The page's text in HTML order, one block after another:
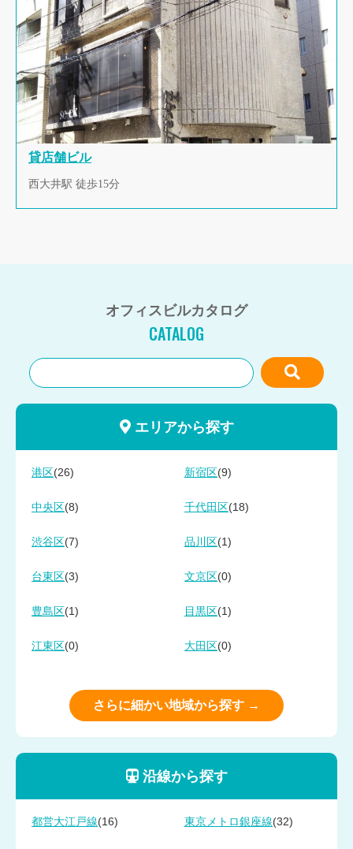
貸店舗ビル
西大井駅 徒歩15分
オフィスビルカタログ
CATALOG
エリアから探す
港区 (26) 新宿区 (9)
中央区 (8) 千代田区 (18)
渋谷区 (7) 品川区 (1)
台東区 (3) 文京区 (0)
豊島区 (1) 目黒区 (1)
江東区 (0) 大田区 (0)
さらに細かい地域から探す →
沿線から探す
都営大江戸線(16) 東京メトロ銀座線(32)